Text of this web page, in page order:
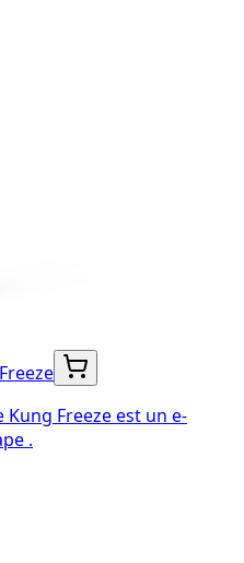
Kung Freeze est un e-
.